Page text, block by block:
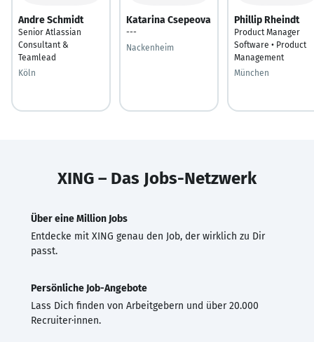
Andre Schmidt
Senior Atlassian
Consultant &
Teamlead
Köln
Katarina Csepeova
---
Nackenheim
Phillip Rheindt
Product Manager
Software • Product
Management
München
XING – Das Jobs-Netzwerk
Über eine Million Jobs
Entdecke mit XING genau den Job, der wirklich zu Dir
passt.
Persönliche Job-Angebote
Lass Dich finden von Arbeitgebern und über 20.000
Recruiter·innen.